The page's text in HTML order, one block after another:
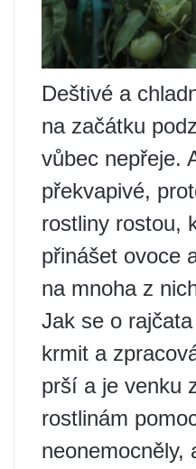
Deštivé a
na začátku
vůbec nepřeje.
překvapivé,
rostliny rostou,
přinášet ovoce
na mnoha z
Jak se o
krmit a
prší a je venku
rostlinám
neonemocněly,